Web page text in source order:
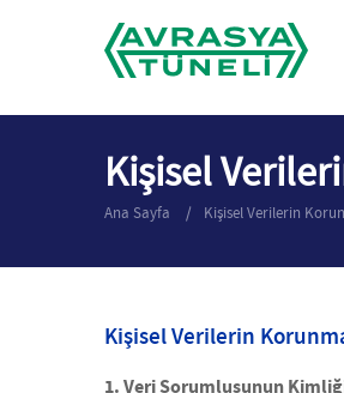
Kişisel
Ana Sayfa Kişisel Verilerin
Kişisel Verilerin
1. Veri Sorumlusunun